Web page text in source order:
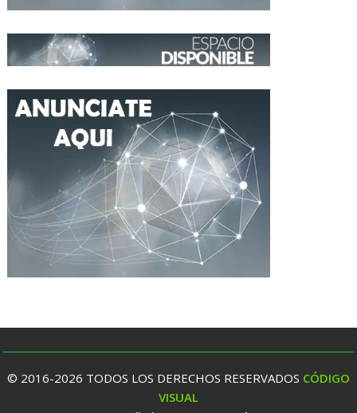
© 2016-2026 TODOS LOS DERECHOS RESERVADOS CÓDIGO
VISUAL